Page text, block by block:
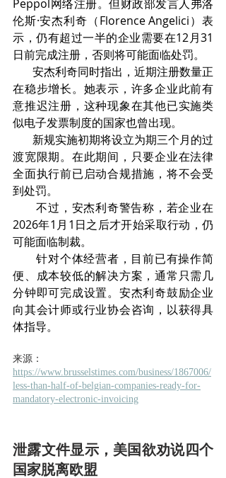
Peppol网络注册。但财政部发言人弗洛
伦斯·安杰利奇（Florence Angelici）表
示，仍有超过一半的企业需要在12月31
日前完成注册，否则将可能面临处罚。
安杰利奇同时指出，近期注册数量正
在稳步增长。她表示，许多企业此前有
意推迟注册，这种现象在其他已实施类
似电子发票制度的国家也曾出现。
新规实施初期将设立为期三个月的过
渡宽限期。在此期间，只要企业在法律
全面执行前已启动合规措施，将不会受
到处罚。
不过，安杰利奇警告称，若企业在
2026年1月1日之后才开始采取行动，仍
可能面临制裁。
针对个体经营者，目前已有操作简
便、成本较低的解决方案，通常只需几
分钟即可完成设置。安杰利奇鼓励企业
向其会计师或行业协会咨询，以获得具
体指导。
来源：
https://www.brusselstimes.com/business/1867006/
less-than-half-of-belgian-companies-ready-for-
mandatory-electronic-invoicing
泄露文件显示，美国欲劝说四个
国家脱离欧盟